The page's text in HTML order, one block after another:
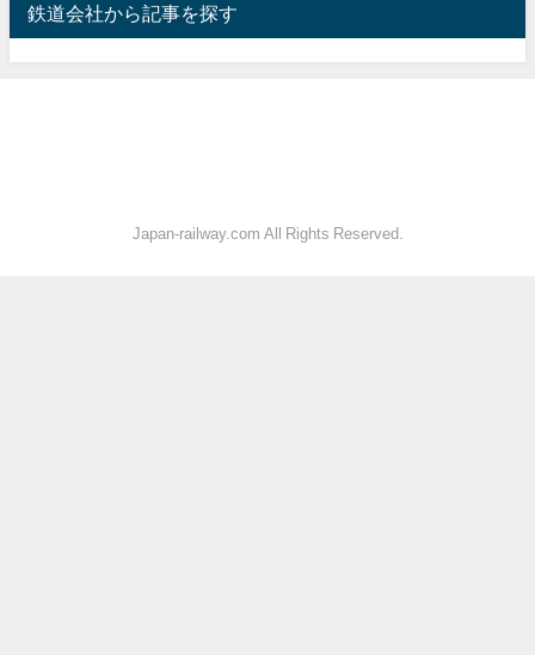
鉄道会社から記事を探す
Japan-railway.com All Rights Reserved.